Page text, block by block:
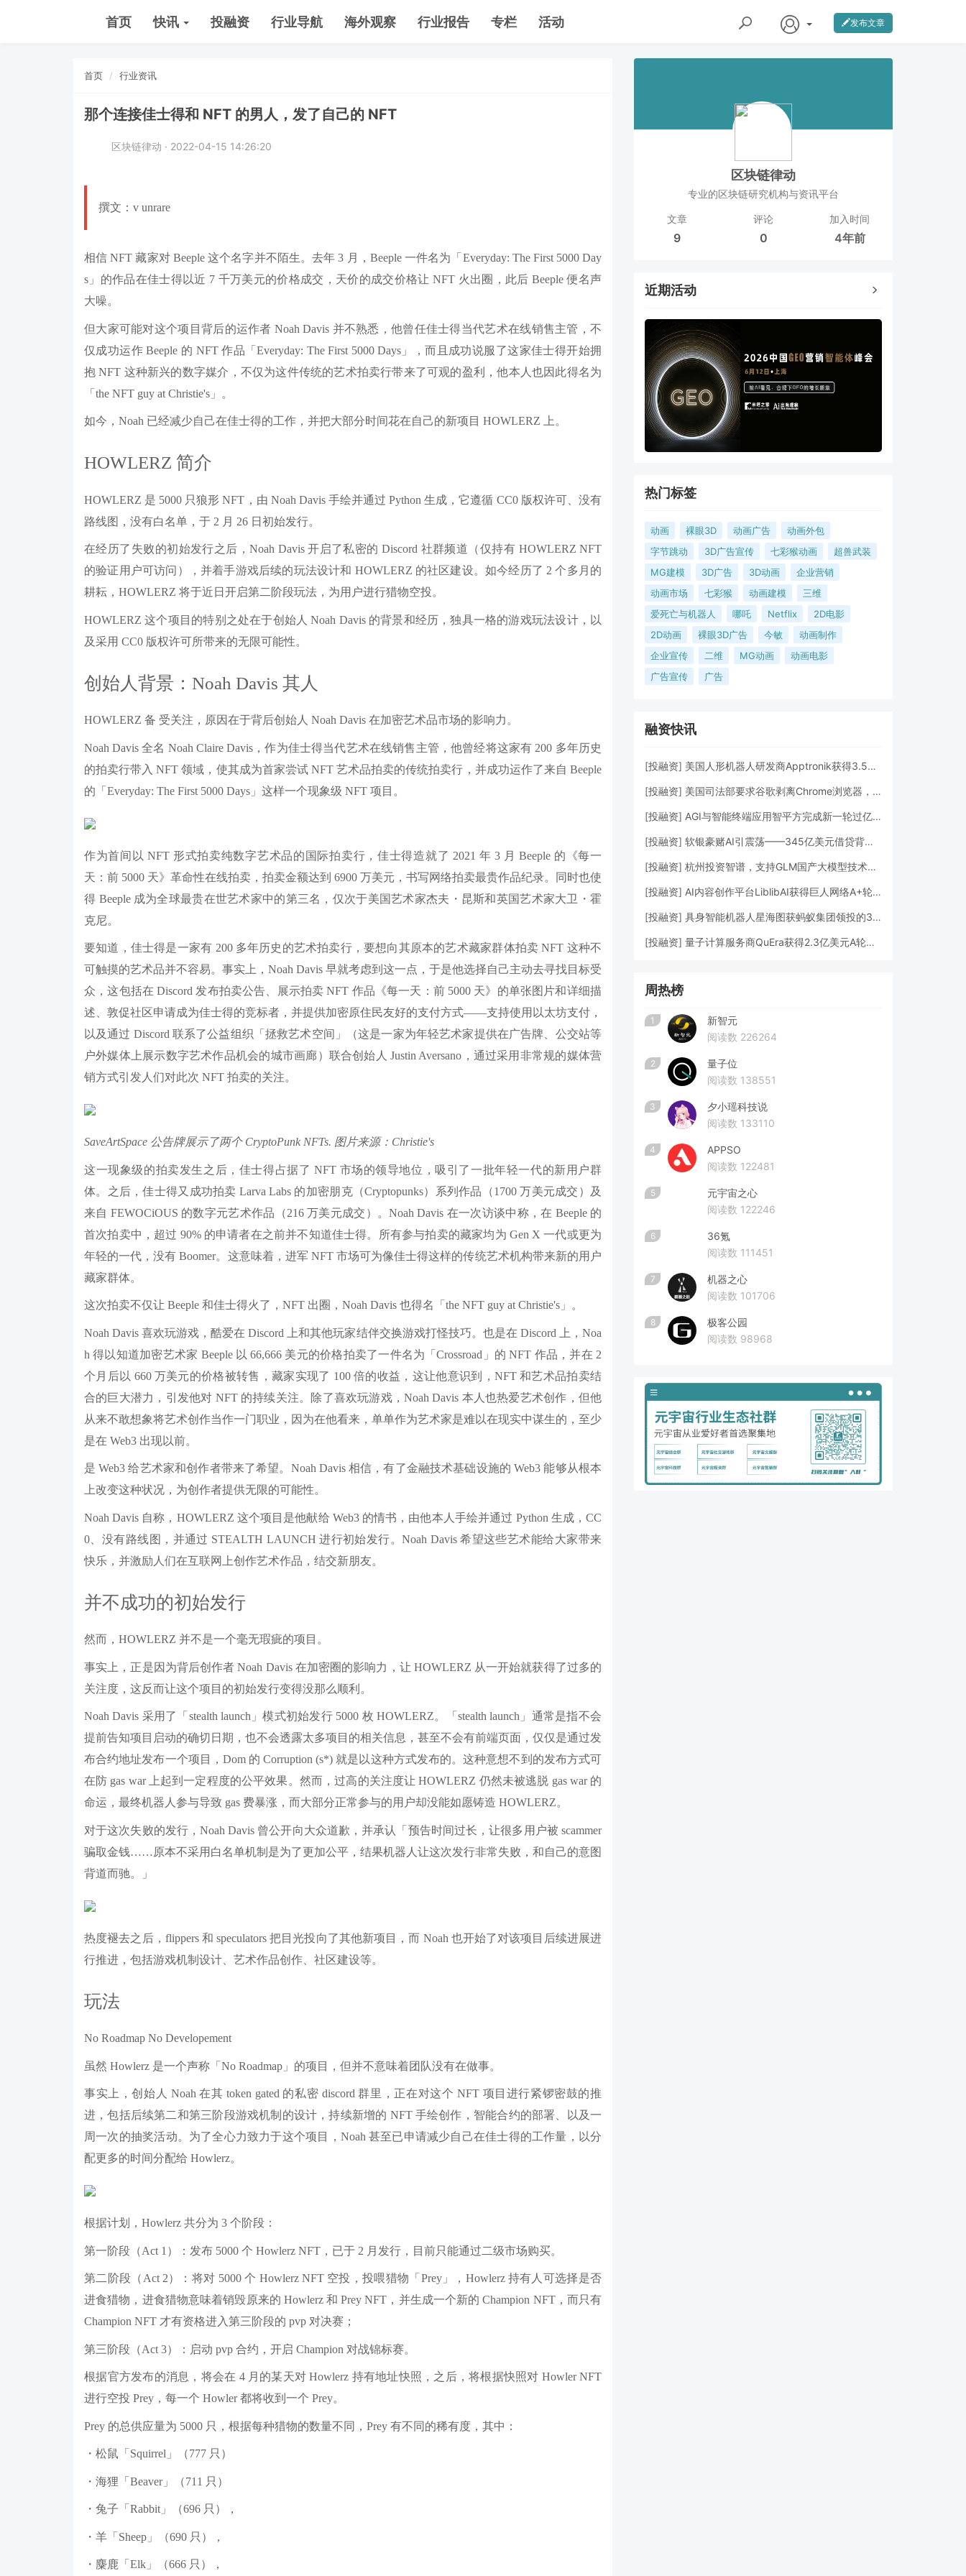
首页 快讯 投融资 行业导航 海外观察 行业报告 专栏 活动 发布文章
首页 行业资讯
那个连接佳士得和 NFT 的男人，发了自己的 NFT
区块链律动 · 2022-04-15 14:26:20
撰文：v unrare
相信 NFT 藏家对 Beeple 这个名字并不陌生。去年 3 月，Beeple 一件名为「Everyday: The First 5000 Day
s」的作品在佳士得以近 7 千万美元的价格成交，天价的成交价格让 NFT 火出圈，此后 Beeple 便名声
大噪。
但大家可能对这个项目背后的运作者 Noah Davis 并不熟悉，他曾任佳士得当代艺术在线销售主管，不
仅成功运作 Beeple 的 NFT 作品「Everyday: The First 5000 Days」，而且成功说服了这家佳士得开始拥
抱 NFT 这种新兴的数字媒介，不仅为这件传统的艺术拍卖行带来了可观的盈利，他本人也因此得名为
「the NFT guy at Christie's」。
如今，Noah 已经减少自己在佳士得的工作，并把大部分时间花在自己的新项目 HOWLERZ 上。
HOWLERZ 简介
HOWLERZ 是 5000 只狼形 NFT，由 Noah Davis 手绘并通过 Python 生成，它遵循 CC0 版权许可、没有
路线图，没有白名单，于 2 月 26 日初始发行。
在经历了失败的初始发行之后，Noah Davis 开启了私密的 Discord 社群频道（仅持有 HOWLERZ NFT
的验证用户可访问），并着手游戏后续的玩法设计和 HOWLERZ 的社区建设。如今经历了 2 个多月的
耕耘，HOWLERZ 将于近日开启第二阶段玩法，为用户进行猎物空投。
HOWLERZ 这个项目的特别之处在于创始人 Noah Davis 的背景和经历，独具一格的游戏玩法设计，以
及采用 CC0 版权许可所带来的无限可能性。
创始人背景：Noah Davis 其人
HOWLERZ 备 受关注，原因在于背后创始人 Noah Davis 在加密艺术品市场的影响力。
Noah Davis 全名 Noah Claire Davis，作为佳士得当代艺术在线销售主管，他曾经将这家有 200 多年历史
的拍卖行带入 NFT 领域，使其成为首家尝试 NFT 艺术品拍卖的传统拍卖行，并成功运作了来自 Beeple
的「Everyday: The First 5000 Days」这样一个现象级 NFT 项目。
作为首间以 NFT 形式拍卖纯数字艺术品的国际拍卖行，佳士得造就了 2021 年 3 月 Beeple 的《每一
天：前 5000 天》革命性在线拍卖，拍卖金额达到 6900 万美元，书写网络拍卖最贵作品纪录。同时也使
得 Beeple 成为全球最贵在世艺术家中的第三名，仅次于美国艺术家杰夫・昆斯和英国艺术家大卫・霍
克尼。
要知道，佳士得是一家有 200 多年历史的艺术拍卖行，要想向其原本的艺术藏家群体拍卖 NFT 这种不
可触摸的艺术品并不容易。事实上，Noah Davis 早就考虑到这一点，于是他选择自己主动去寻找目标受
众，这包括在 Discord 发布拍卖公告、展示拍卖 NFT 作品《每一天：前 5000 天》的单张图片和详细描
述、敦促社区申请成为佳士得的竞标者，并提供加密原住民友好的支付方式——支持使用以太坊支付，
以及通过 Discord 联系了公益组织「拯救艺术空间」（这是一家为年轻艺术家提供在广告牌、公交站等
户外媒体上展示数字艺术作品机会的城市画廊）联合创始人 Justin Aversano，通过采用非常规的媒体营
销方式引发人们对此次 NFT 拍卖的关注。
SaveArtSpace 公告牌展示了两个 CryptoPunk NFTs. 图片来源：Christie's
这一现象级的拍卖发生之后，佳士得占据了 NFT 市场的领导地位，吸引了一批年轻一代的新用户群
体。之后，佳士得又成功拍卖 Larva Labs 的加密朋克（Cryptopunks）系列作品（1700 万美元成交）及
来自 FEWOCiOUS 的数字元艺术作品（216 万美元成交）。Noah Davis 在一次访谈中称，在 Beeple 的
首次拍卖中，超过 90% 的申请者在之前并不知道佳士得。所有参与拍卖的藏家均为 Gen X 一代或更为
年轻的一代，没有 Boomer。这意味着，进军 NFT 市场可为像佳士得这样的传统艺术机构带来新的用户
藏家群体。
这次拍卖不仅让 Beeple 和佳士得火了，NFT 出圈，Noah Davis 也得名「the NFT guy at Christie's」。
Noah Davis 喜欢玩游戏，酷爱在 Discord 上和其他玩家结伴交换游戏打怪技巧。也是在 Discord 上，Noa
h 得以知道加密艺术家 Beeple 以 66,666 美元的价格拍卖了一件名为「Crossroad」的 NFT 作品，并在 2
个月后以 660 万美元的价格被转售，藏家实现了 100 倍的收益，这让他意识到，NFT 和艺术品拍卖结
合的巨大潜力，引发他对 NFT 的持续关注。除了喜欢玩游戏，Noah Davis 本人也热爱艺术创作，但他
从来不敢想象将艺术创作当作一门职业，因为在他看来，单单作为艺术家是难以在现实中谋生的，至少
是在 Web3 出现以前。
是 Web3 给艺术家和创作者带来了希望。Noah Davis 相信，有了金融技术基础设施的 Web3 能够从根本
上改变这种状况，为创作者提供无限的可能性。
Noah Davis 自称，HOWLERZ 这个项目是他献给 Web3 的情书，由他本人手绘并通过 Python 生成，CC
0、没有路线图，并通过 STEALTH LAUNCH 进行初始发行。Noah Davis 希望这些艺术能给大家带来
快乐，并激励人们在互联网上创作艺术作品，结交新朋友。
并不成功的初始发行
然而，HOWLERZ 并不是一个毫无瑕疵的项目。
事实上，正是因为背后创作者 Noah Davis 在加密圈的影响力，让 HOWLERZ 从一开始就获得了过多的
关注度，这反而让这个项目的初始发行变得没那么顺利。
Noah Davis 采用了「stealth launch」模式初始发行 5000 枚 HOWLERZ。「stealth launch」通常是指不会
提前告知项目启动的确切日期，也不会透露太多项目的相关信息，甚至不会有前端页面，仅仅是通过发
布合约地址发布一个项目，Dom 的 Corruption (s*) 就是以这种方式发布的。这种意想不到的发布方式可
在防 gas war 上起到一定程度的公平效果。然而，过高的关注度让 HOWLERZ 仍然未被逃脱 gas war 的
命运，最终机器人参与导致 gas 费暴涨，而大部分正常参与的用户却没能如愿铸造 HOWLERZ。
对于这次失败的发行，Noah Davis 曾公开向大众道歉，并承认「预告时间过长，让很多用户被 scammer
骗取金钱……原本不采用白名单机制是为了更加公平，结果机器人让这次发行非常失败，和自己的意图
背道而驰。」
热度褪去之后，flippers 和 speculators 把目光投向了其他新项目，而 Noah 也开始了对该项目后续进展进
行推进，包括游戏机制设计、艺术作品创作、社区建设等。
玩法
No Roadmap No Developement
虽然 Howlerz 是一个声称「No Roadmap」的项目，但并不意味着团队没有在做事。
事实上，创始人 Noah 在其 token gated 的私密 discord 群里，正在对这个 NFT 项目进行紧锣密鼓的推
进，包括后续第二和第三阶段游戏机制的设计，持续新增的 NFT 手绘创作，智能合约的部署、以及一
周一次的抽奖活动。为了全心力致力于这个项目，Noah 甚至已申请减少自己在佳士得的工作量，以分
配更多的时间分配给 Howlerz。
根据计划，Howlerz 共分为 3 个阶段：
第一阶段（Act 1）：发布 5000 个 Howlerz NFT，已于 2 月发行，目前只能通过二级市场购买。
第二阶段（Act 2）：将对 5000 个 Howlerz NFT 空投，投喂猎物「Prey」，Howlerz 持有人可选择是否
进食猎物，进食猎物意味着销毁原来的 Howlerz 和 Prey NFT，并生成一个新的 Champion NFT，而只有
Champion NFT 才有资格进入第三阶段的 pvp 对决赛；
第三阶段（Act 3）：启动 pvp 合约，开启 Champion 对战锦标赛。
根据官方发布的消息，将会在 4 月的某天对 Howlerz 持有地址快照，之后，将根据快照对 Howler NFT
进行空投 Prey，每一个 Howler 都将收到一个 Prey。
Prey 的总供应量为 5000 只，根据每种猎物的数量不同，Prey 有不同的稀有度，其中：
・松鼠「Squirrel」（777 只）
・海狸「Beaver」（711 只）
・兔子「Rabbit」（696 只），
・羊「Sheep」（690 只），
・麋鹿「Elk」（666 只），
区块链律动
专业的区块链研究机构与资讯平台
文章
9
评论
0
加入时间
4年前
近期活动
热门标签
动画 裸眼3D 动画广告
动画外包
字节跳动
3D广告宣传 七彩猴动画
超兽武装
MG建模
3D广告 3D动画
企业营销
动画市场
七彩猴 动画建模
三维
爱死亡与机器人
哪吒 Netflix
2D电影
2D动画
裸眼3D广告 今敏
动画制作
企业宣传
二维 MG动画
动画电影
广告宣传
广告
融资快讯
[投融资] 美国人形机器人研发商Apptronik获得3.5亿美元A轮融资
[投融资] 美国司法部要求谷歌剥离Chrome浏览器，但允许其进行AI投资
[投融资] AGI与智能终端应用智平方完成新一轮过亿元Pre-A+轮融资
[投融资] 软银豪赌AI引震荡——345亿美元借贷背后的“生死赌局”
[投融资] 杭州投资智谱，支持GLM国产大模型技术发展
[投融资] AI内容创作平台LiblibAI获得巨人网络A+轮数亿元融资
[投融资] 具身智能机器人星海图获蚂蚁集团领投的3亿元A轮融资
[投融资] 量子计算服务商QuEra获得2.3亿美元A轮融资
周热榜
1
新智元
阅读数 226264
2
量子位
阅读数 138551
3
夕小瑶科技说
阅读数 133110
4
APPSO
阅读数 122481
5
元宇宙之心
阅读数 122246
6
36氪
阅读数 111451
7
机器之心
阅读数 101706
8
极客公园
阅读数 98968